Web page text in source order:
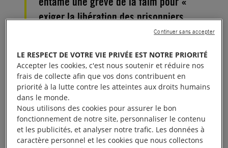
exiger la libération des prisonniers
politiques en Iran ». Cette publication
comprenait cette déclaration de Nasrin
Sotoudeh.
Chers militants et militantes des droits humains,
Avec la crise du coronavirus qui a envahi l’Iran et le
reste du monde, les prisonniers politiques sont
soumis à des conditions tellement difficiles et
LE RESPECT DE VOTRE VIE PRIVÉE EST NOTRE PRIORITÉ
Accepter les cookies, c'est nous soutenir et réduire nos
frais de collecte afin que vos dons contribuent en
priorité à la lutte contre les atteintes aux droits humains
dans le monde.
Nous utilisons des cookies pour assurer le bon
fonctionnement de notre site, personnaliser le contenu
et les publicités, et analyser notre trafic. Les données à
caractère personnel et les cookies que nous collectons
Continuer sans accepter